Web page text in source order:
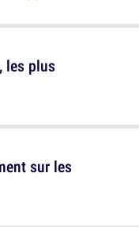
sur les
les plus